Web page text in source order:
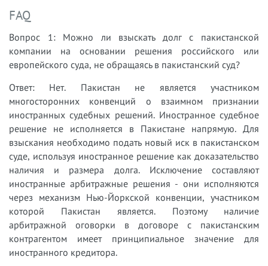
FAQ
Вопрос 1: Можно ли взыскать долг с пакистанской
компании на основании решения российского или
европейского суда, не обращаясь в пакистанский суд?
Ответ: Нет. Пакистан не является участником
многосторонних конвенций о взаимном признании
иностранных судебных решений. Иностранное судебное
решение не исполняется в Пакистане напрямую. Для
взыскания необходимо подать новый иск в пакистанском
суде, используя иностранное решение как доказательство
наличия и размера долга. Исключение составляют
иностранные арбитражные решения - они исполняются
через механизм Нью-Йоркской конвенции, участником
которой Пакистан является. Поэтому наличие
арбитражной оговорки в договоре с пакистанским
контрагентом имеет принципиальное значение для
иностранного кредитора.